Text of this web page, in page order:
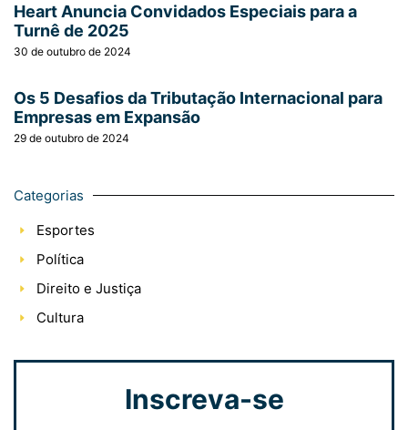
Heart Anuncia Convidados Especiais para a
Turnê de 2025
30 de outubro de 2024
Os 5 Desafios da Tributação Internacional para
Empresas em Expansão
29 de outubro de 2024
Categorias
Esportes
Política
Direito e Justiça
Cultura
Inscreva-se